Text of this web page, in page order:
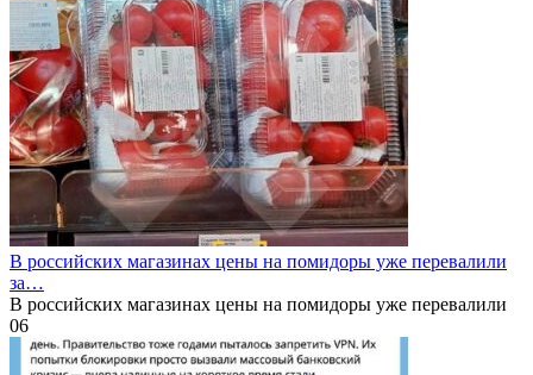
В российских магазинах цены на помидоры уже перевалили
за…
В российских магазинах цены на помидоры уже перевалили
06